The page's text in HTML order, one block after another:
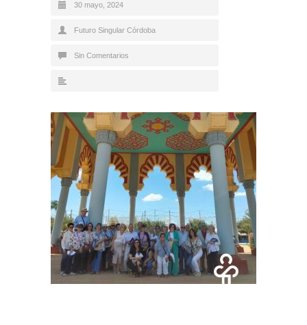
30 mayo, 2024
Futuro Singular Córdoba
Sin Comentarios